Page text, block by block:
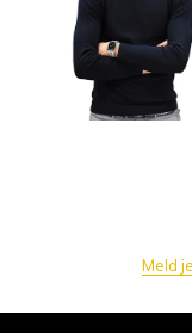
Meld